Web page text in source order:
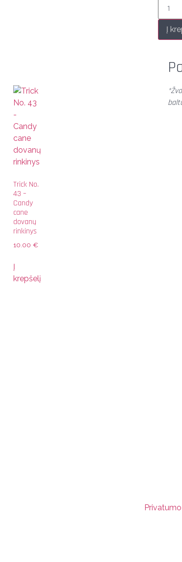
Į
Trick No.
43 –
Candy
cane
dovanų
rinkinys
10.00 €
Į
krepšelį